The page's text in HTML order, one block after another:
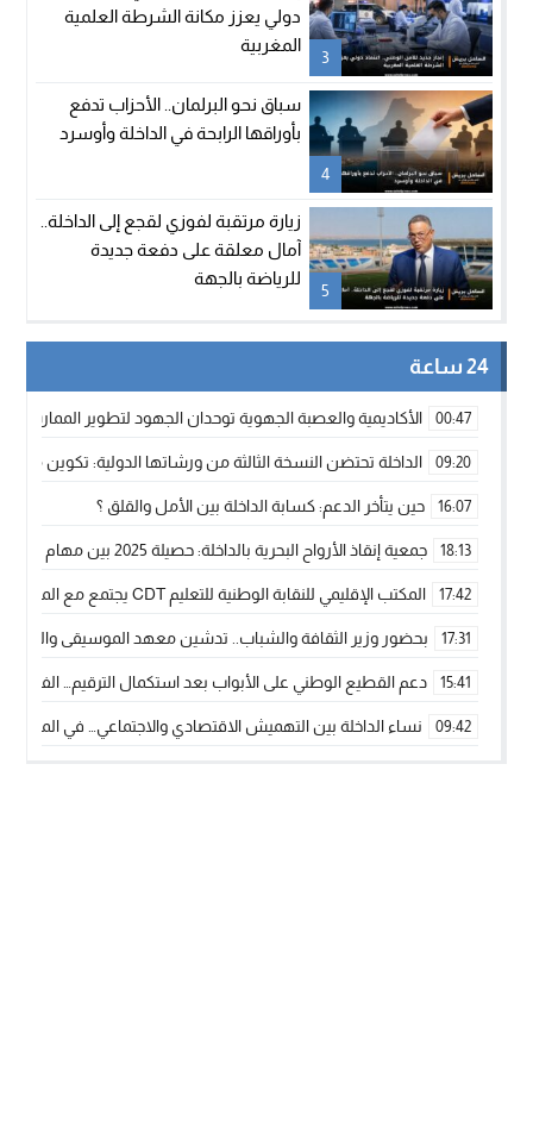
3
دولي يعزز مكانة الشرطة العلمية
المغربية
4
سباق نحو البرلمان.. الأحزاب تدفع
بأوراقها الرابحة في الداخلة وأوسرد
5
زيارة مرتقبة لفوزي لقجع إلى الداخلة..
آمال معلقة على دفعة جديدة
للرياضة بالجهة
24 ساعة
00:47 الأكاديمية والعصبة الجهوية توحدان الجهود لتطوير الممارسة
09:20 الداخلة تحتضن النسخة الثالثة من ورشاتها الدولية: تكوين
16:07 حين يتأخر الدعم: كسابة الداخلة بين الأمل والقلق ؟
18:13 جمعية إنقاذ الأرواح البحرية بالداخلة: حصيلة 2025 بين مهام الإنقاذ ومشروع “دار البحار”
17:42 المكتب الإقليمي للنقابة الوطنية للتعليم CDT يجتمع مع المدير الإقليمي لمناقشة ملفات جوهرية لنساء ورجال التعليم
17:31 بحضور وزير الثقافة والشباب.. تدشين معهد الموسيقى والفنون
15:41 دعم القطيع الوطني على الأبواب بعد استكمال الترقيم…
09:42 نساء الداخلة بين التهميش الاقتصادي والاجتماعي… في المؤسسات